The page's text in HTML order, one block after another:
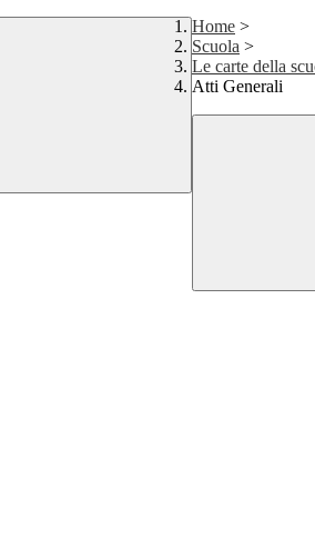
Home >
Scuola >
Le carte della
Atti Generali